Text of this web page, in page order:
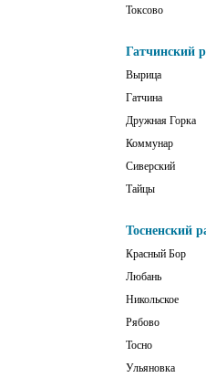
Токсово
Гатчинский
Вырица
Гатчина
Дружная Горка
Коммунар
Сиверский
Тайцы
Тосненский
Красный Бор
Любань
Никольское
Рябово
Тосно
Ульяновка